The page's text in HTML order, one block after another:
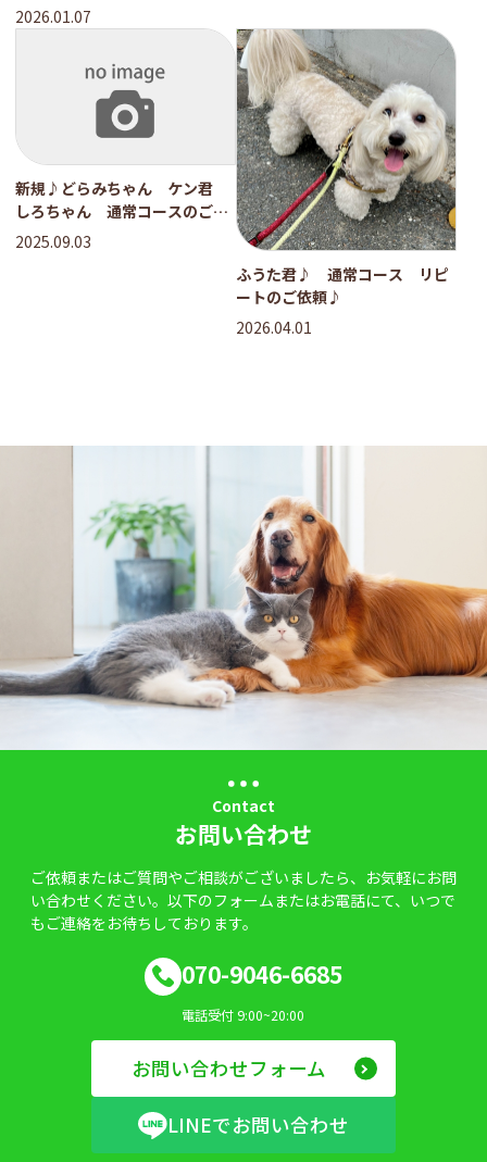
2026.01.07
新規♪どらみちゃん ケン君
しろちゃん 通常コースのご利
用♪
2025.09.03
ふうた君♪ 通常コース リピ
ートのご依頼♪
2026.04.01
Contact
お問い合わせ
ご依頼またはご質問やご相談がございましたら、お気軽にお問
い合わせください。以下のフォームまたはお電話にて、いつで
もご連絡をお待ちしております。
070-9046-6685
電話受付 9:00~20:00
お問い合わせフォーム
LINEでお問い合わせ